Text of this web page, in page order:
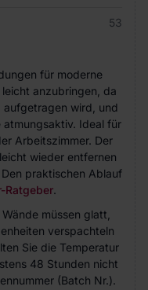
53
für moderne
anzubringen, da
aufgetragen wird, und
Ideal für
Arbeitszimmer. Der
wieder entfernen
praktischen Ablauf
Ratgeber.
Wände müssen glatt,
verspachteln
Sie die Temperatur
48 Stunden nicht
(Batch Nr.).